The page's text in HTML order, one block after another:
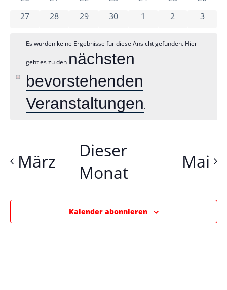
0 Veranstaltungen
27 0 Veranstaltungen
28 0 Veranstaltungen
29 0 Veranstaltungen
30 0 Veranstaltungen
1 0
2 0
3
Hinweis
Es wurden keine Ergebnisse für diese Ansicht gefunden. Hier
geht es zu den nächsten
bevorstehenden
Veranstaltungen.
März
Dieser
Monat
Mai
Kalender abonnieren